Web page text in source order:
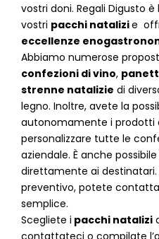
vostri doni. Regali Digusto
vostri pacchi natalizie
eccellenze
Abbiamo numerose
confezioni di vino,
strenne natalizie di
legno. Inoltre, avete la
autonomamente i prodotti
personalizzare tutte le
aziendale. È anche
direttamente ai
preventivo, potete
semplice.
Scegliete i pacchi natalizi
contattateci o compilate